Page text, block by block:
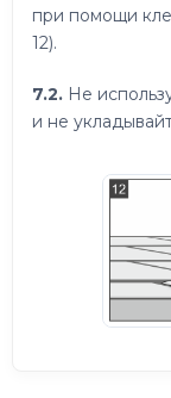
при помощи
12).
7.2. Не
и не